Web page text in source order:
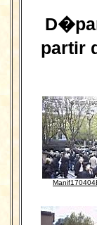
partir